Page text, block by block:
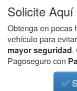
Solicite
Obtenga en pocas
vehículo para
mayor seguridad.
Pagoseguro con
✅